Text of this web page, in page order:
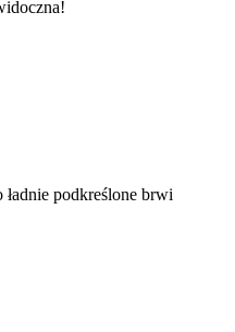
podkreślone brwi